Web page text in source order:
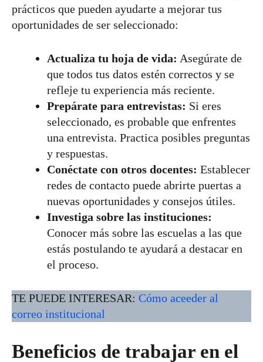
prácticos que pueden ayudarte a mejorar tus
oportunidades de ser seleccionado:
Actualiza tu hoja de vida: Asegúrate de
que todos tus datos estén correctos y se
refleje tu experiencia más reciente.
Prepárate para entrevistas: Si eres
seleccionado, es probable que enfrentes
una entrevista. Practica posibles preguntas
y respuestas.
Conéctate con otros docentes: Establecer
redes de contacto puede abrirte puertas a
nuevas oportunidades y consejos útiles.
Investiga sobre las instituciones:
Conocer más sobre las escuelas a las que
estás postulando te ayudará a destacar en
el proceso.
TE PUEDE INTERESAR: Cómo aceeder al
correo institucional
Beneficios de trabajar en el